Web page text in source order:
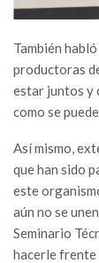
También
productoras
estar juntos y
como se
Así mismo,
que han sido
este
aún no se
Seminario
hacerle frente